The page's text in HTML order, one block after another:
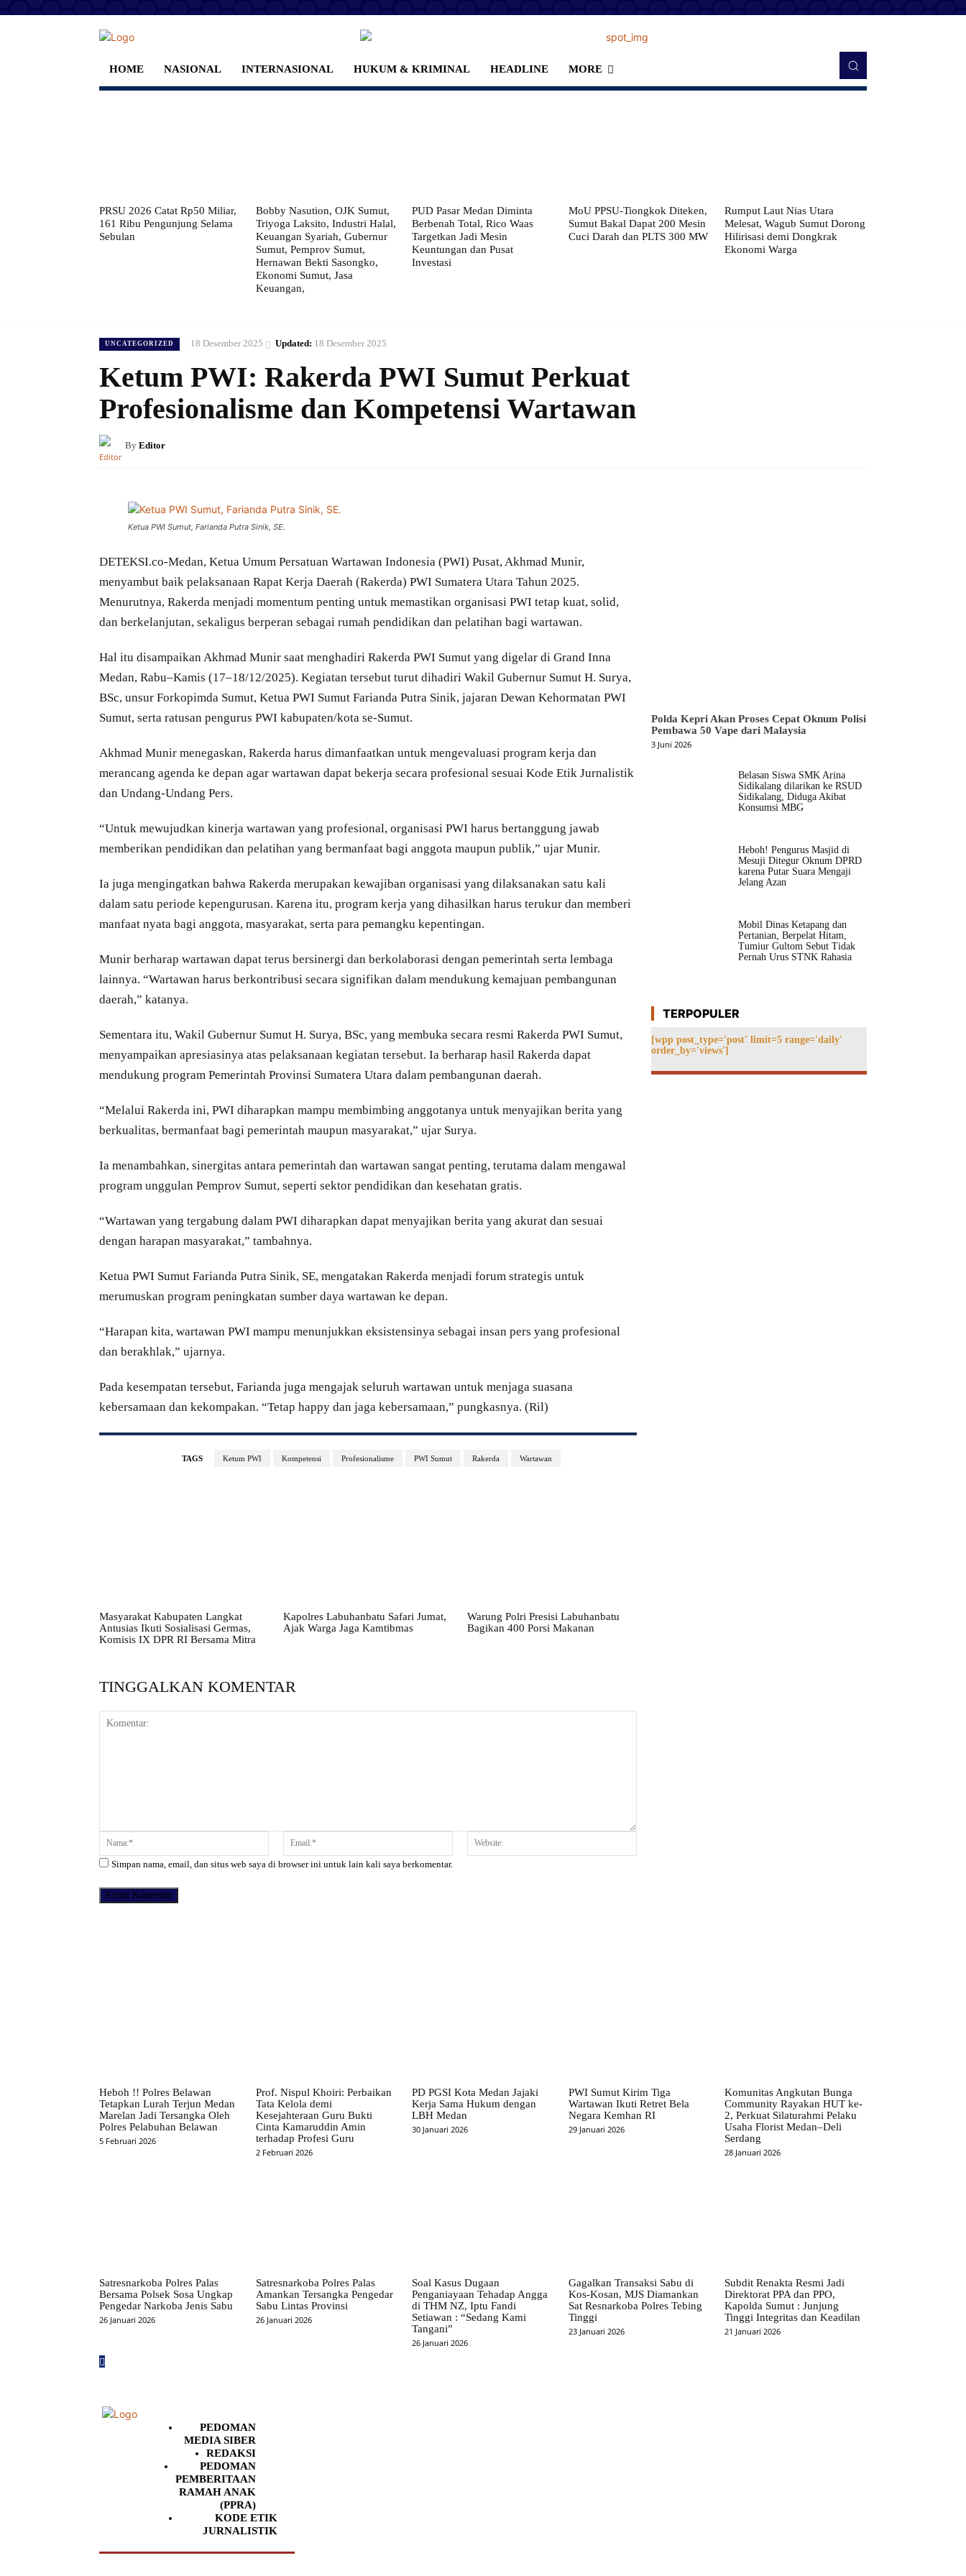
HOME NASIONAL INTERNASIONAL HUKUM & KRIMINAL HEADLINE MORE
PRSU 2026 Catat Rp50 Miliar,
161 Ribu Pengunjung Selama
Sebulan
Bobby Nasution, OJK Sumut,
Triyoga Laksito, Industri Halal,
Keuangan Syariah, Gubernur
Sumut, Pemprov Sumut,
Hernawan Bekti Sasongko,
Ekonomi Sumut, Jasa
Keuangan,
PUD Pasar Medan Diminta
Berbenah Total, Rico Waas
Targetkan Jadi Mesin
Keuntungan dan Pusat
Investasi
MoU PPSU-Tiongkok Diteken,
Sumut Bakal Dapat 200 Mesin
Cuci Darah dan PLTS 300 MW
Rumput Laut Nias Utara
Melesat, Wagub Sumut Dorong
Hilirisasi demi Dongkrak
Ekonomi Warga
UNCATEGORIZED 18 Desember 2025 Updated: 18 Desember 2025
Ketum PWI: Rakerda PWI Sumut Perkuat
Profesionalisme dan Kompetensi Wartawan
By Editor
Ketua PWI Sumut, Farianda Putra Sinik, SE.
DETEKSI.co-Medan, Ketua Umum Persatuan Wartawan Indonesia (PWI) Pusat, Akhmad Munir,
menyambut baik pelaksanaan Rapat Kerja Daerah (Rakerda) PWI Sumatera Utara Tahun 2025.
Menurutnya, Rakerda menjadi momentum penting untuk memastikan organisasi PWI tetap kuat, solid,
dan berkelanjutan, sekaligus berperan sebagai rumah pendidikan dan pelatihan bagi wartawan.
Hal itu disampaikan Akhmad Munir saat menghadiri Rakerda PWI Sumut yang digelar di Grand Inna
Medan, Rabu–Kamis (17–18/12/2025). Kegiatan tersebut turut dihadiri Wakil Gubernur Sumut H. Surya,
BSc, unsur Forkopimda Sumut, Ketua PWI Sumut Farianda Putra Sinik, jajaran Dewan Kehormatan PWI
Sumut, serta ratusan pengurus PWI kabupaten/kota se-Sumut.
Akhmad Munir menegaskan, Rakerda harus dimanfaatkan untuk mengevaluasi program kerja dan
merancang agenda ke depan agar wartawan dapat bekerja secara profesional sesuai Kode Etik Jurnalistik
dan Undang-Undang Pers.
“Untuk mewujudkan kinerja wartawan yang profesional, organisasi PWI harus bertanggung jawab
memberikan pendidikan dan pelatihan yang bermanfaat bagi anggota maupun publik,” ujar Munir.
Ia juga mengingatkan bahwa Rakerda merupakan kewajiban organisasi yang dilaksanakan satu kali
dalam satu periode kepengurusan. Karena itu, program kerja yang dihasilkan harus terukur dan memberi
manfaat nyata bagi anggota, masyarakat, serta para pemangku kepentingan.
Munir berharap wartawan dapat terus bersinergi dan berkolaborasi dengan pemerintah serta lembaga
lainnya. “Wartawan harus berkontribusi secara signifikan dalam mendukung kemajuan pembangunan
daerah,” katanya.
Sementara itu, Wakil Gubernur Sumut H. Surya, BSc, yang membuka secara resmi Rakerda PWI Sumut,
menyampaikan apresiasinya atas pelaksanaan kegiatan tersebut. Ia berharap hasil Rakerda dapat
mendukung program Pemerintah Provinsi Sumatera Utara dalam pembangunan daerah.
“Melalui Rakerda ini, PWI diharapkan mampu membimbing anggotanya untuk menyajikan berita yang
berkualitas, bermanfaat bagi pemerintah maupun masyarakat,” ujar Surya.
Ia menambahkan, sinergitas antara pemerintah dan wartawan sangat penting, terutama dalam mengawal
program unggulan Pemprov Sumut, seperti sektor pendidikan dan kesehatan gratis.
“Wartawan yang tergabung dalam PWI diharapkan dapat menyajikan berita yang akurat dan sesuai
dengan harapan masyarakat,” tambahnya.
Ketua PWI Sumut Farianda Putra Sinik, SE, mengatakan Rakerda menjadi forum strategis untuk
merumuskan program peningkatan sumber daya wartawan ke depan.
“Harapan kita, wartawan PWI mampu menunjukkan eksistensinya sebagai insan pers yang profesional
dan berakhlak,” ujarnya.
Pada kesempatan tersebut, Farianda juga mengajak seluruh wartawan untuk menjaga suasana
kebersamaan dan kekompakan. “Tetap happy dan jaga kebersamaan,” pungkasnya. (Ril)
TAGS Ketum PWI Kompetensi Profesionalisme PWI Sumut Rakerda Wartawan
Masyarakat Kabupaten Langkat
Antusias Ikuti Sosialisasi Germas,
Komisis IX DPR RI Bersama Mitra
Kapolres Labuhanbatu Safari Jumat,
Ajak Warga Jaga Kamtibmas
Warung Polri Presisi Labuhanbatu
Bagikan 400 Porsi Makanan
TINGGALKAN KOMENTAR
Komentar: Nama:* Email:*
Simpan nama, email, dan situs web saya di browser ini untuk lain kali saya berkomentar.
Polda Kepri Akan Proses Cepat Oknum Polisi
Pembawa 50 Vape dari Malaysia
3 Juni 2026
Belasan Siswa SMK Arina
Sidikalang dilarikan ke RSUD
Sidikalang, Diduga Akibat
Konsumsi MBG
Heboh! Pengurus Masjid di
Mesuji Ditegur Oknum DPRD
karena Putar Suara Mengaji
Jelang Azan
Mobil Dinas Ketapang dan
Pertanian, Berpelat Hitam,
Tumiur Gultom Sebut Tidak
Pernah Urus STNK Rahasia
TERPOPULER
[wpp post_type='post' limit=5 range='daily'
order_by='views']
Heboh !! Polres Belawan
Tetapkan Lurah Terjun Medan
Marelan Jadi Tersangka Oleh
Polres Pelabuhan Belawan
5 Februari 2026
Prof. Nispul Khoiri: Perbaikan
Tata Kelola demi
Kesejahteraan Guru Bukti
Cinta Kamaruddin Amin
terhadap Profesi Guru
2 Februari 2026
PD PGSI Kota Medan Jajaki
Kerja Sama Hukum dengan
LBH Medan
30 Januari 2026
PWI Sumut Kirim Tiga
Wartawan Ikuti Retret Bela
Negara Kemhan RI
29 Januari 2026
Komunitas Angkutan Bunga
Community Rayakan HUT ke-
2, Perkuat Silaturahmi Pelaku
Usaha Florist Medan–Deli
Serdang
28 Januari 2026
Satresnarkoba Polres Palas
Bersama Polsek Sosa Ungkap
Pengedar Narkoba Jenis Sabu
26 Januari 2026
Satresnarkoba Polres Palas
Amankan Tersangka Pengedar
Sabu Lintas Provinsi
26 Januari 2026
Soal Kasus Dugaan
Penganiayaan Tehadap Angga
di THM NZ, Iptu Fandi
Setiawan : “Sedang Kami
Tangani”
26 Januari 2026
Gagalkan Transaksi Sabu di
Kos-Kosan, MJS Diamankan
Sat Resnarkoba Polres Tebing
Tinggi
23 Januari 2026
Subdit Renakta Resmi Jadi
Direktorat PPA dan PPO,
Kapolda Sumut : Junjung
Tinggi Integritas dan Keadilan
21 Januari 2026
PEDOMAN
MEDIA SIBER
REDAKSI
PEDOMAN
PEMBERITAAN
RAMAH ANAK
(PPRA)
KODE ETIK
JURNALISTIK